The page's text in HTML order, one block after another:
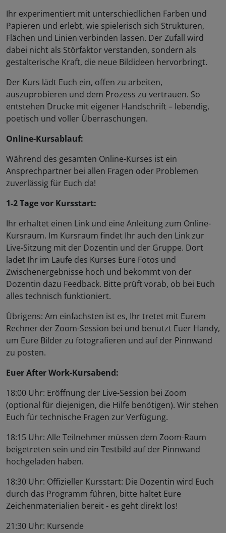
Ihr experimentiert mit unterschiedlichen Farben und
Papieren und erlebt, wie spielerisch sich Strukturen,
Flächen und Linien verbinden lassen. Der Zufall wird
dabei nicht als Störfaktor verstanden, sondern als
gestalterische Kraft, die neue Bildideen hervorbringt.
Der Kurs lädt Euch ein, offen zu arbeiten,
auszuprobieren und dem Prozess zu vertrauen. So
entstehen Drucke mit eigener Handschrift – lebendig,
poetisch und voller Überraschungen.
Online-Kursablauf:
Während des gesamten Online-Kurses ist ein
Ansprechpartner bei allen Fragen oder Problemen
zuverlässig für Euch da!
1-2 Tage vor Kursstart:
Ihr erhaltet einen Link und eine Anleitung zum Online-
Kursraum. Im Kursraum findet Ihr auch den Link zur
Live-Sitzung mit der Dozentin und der Gruppe. Dort
ladet Ihr im Laufe des Kurses Eure Fotos und
Zwischenergebnisse hoch und bekommt von der
Dozentin dazu Feedback. Bitte prüft vorab, ob bei Euch
alles technisch funktioniert.
Übrigens: Am einfachsten ist es, Ihr tretet mit Eurem
Rechner der Zoom-Session bei und benutzt Euer Handy,
um Eure Bilder zu fotografieren und auf der Pinnwand
zu posten.
Euer After Work-Kursabend:
18:00 Uhr: Eröffnung der Live-Session bei Zoom
(optional für diejenigen, die Hilfe benötigen). Wir stehen
Euch für technische Fragen zur Verfügung.
18:15 Uhr: Alle Teilnehmer müssen dem Zoom-Raum
beigetreten sein und ein Testbild auf der Pinnwand
hochgeladen haben.
18:30 Uhr: Offizieller Kursstart: Die Dozentin wird Euch
durch das Programm führen, bitte haltet Eure
Zeichenmaterialien bereit - es geht direkt los!
21:30 Uhr: Kursende